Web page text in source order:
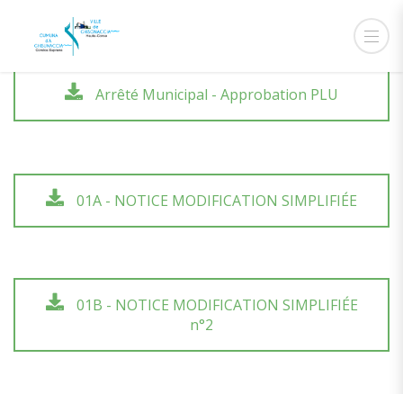
Arrêté Municipal - Approbation PLU
01A - NOTICE MODIFICATION SIMPLIFIÉE
01B - NOTICE MODIFICATION SIMPLIFIÉE
n°2